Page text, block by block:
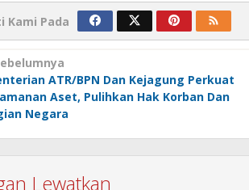
Kami Pada
ATR/BPN Dan Kejagung Perkuat
Aset, Pulihkan Hak Korban Dan
Negara
Lewatkan